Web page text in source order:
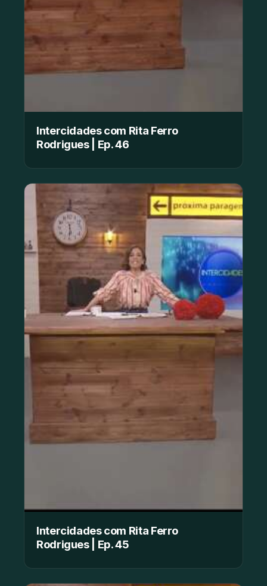
Intercidades com Rita Ferro
Rodrigues | Ep. 46
Intercidades com Rita Ferro
Rodrigues | Ep. 45